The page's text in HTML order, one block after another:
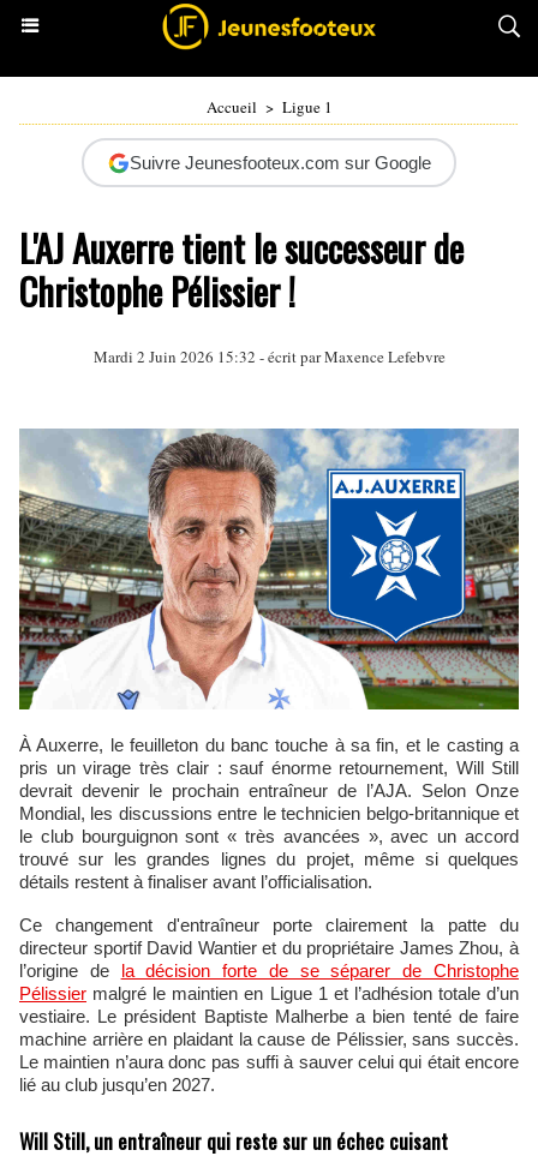
Accueil > Ligue 1
Suivre Jeunesfooteux.com sur Google
L'AJ Auxerre tient le successeur de
Christophe Pélissier !
Mardi 2 Juin 2026 15:32 - écrit parMaxence Lefebvre
À Auxerre, le feuilleton du banc touche à sa fin, et le casting a
pris un virage très clair : sauf énorme retournement, Will Still
devrait devenir le prochain entraîneur de l’AJA. Selon Onze
Mondial, les discussions entre le technicien belgo-britannique et
le club bourguignon sont « très avancées », avec un accord
trouvé sur les grandes lignes du projet, même si quelques
détails restent à finaliser avant l’officialisation.
Ce changement d'entraîneur porte clairement la patte du
directeur sportif David Wantier et du propriétaire James Zhou, à
l’origine de la décision forte de se séparer de Christophe
Pélissier malgré le maintien en Ligue 1 et l’adhésion totale d’un
vestiaire. Le président Baptiste Malherbe a bien tenté de faire
machine arrière en plaidant la cause de Pélissier, sans succès.
Le maintien n’aura donc pas suffi à sauver celui qui était encore
lié au club jusqu’en 2027.
Will Still, un entraîneur qui reste sur un échec cuisant